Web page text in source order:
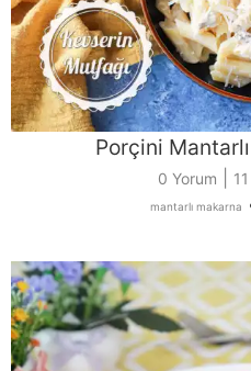
Porçini
0 Yorum
mantarlı makarna